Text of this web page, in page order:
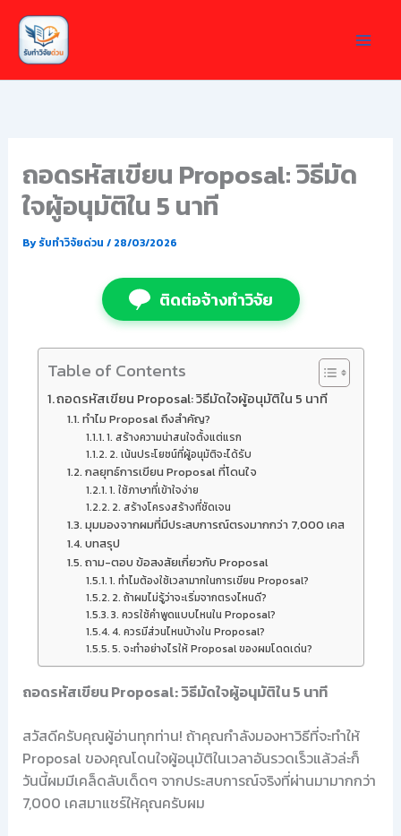
Skip
content
ถอดรหัสเขียน Proposal: วิธีมัด
ใจผู้อนุมัติใน 5 นาที
Byรับทำวิจัยด่วน / 28/03/2026
ติดต่อจ้างทำวิจัย
Table of Contents
ถอดรหัสเขียน Proposal: วิธีมัดใจผู้อนุมัติใน 5 นาที
ทำไม Proposal ถึงสำคัญ?
1. สร้างความน่าสนใจตั้งแต่แรก
2. เน้นประโยชน์ที่ผู้อนุมัติจะได้รับ
กลยุทธ์การเขียน Proposal ที่โดนใจ
1. ใช้ภาษาที่เข้าใจง่าย
2. สร้างโครงสร้างที่ชัดเจน
มุมมองจากผมที่มีประสบการณ์ตรงมากกว่า 7,000 เคส
บทสรุป
ถาม-ตอบ ข้อสงสัยเกี่ยวกับ Proposal
1. ทำไมต้องใช้เวลามากในการเขียน Proposal?
2. ถ้าผมไม่รู้ว่าจะเริ่มจากตรงไหนดี?
3. ควรใช้คำพูดแบบไหนใน Proposal?
4. ควรมีส่วนไหนบ้างใน Proposal?
5. จะทำอย่างไรให้ Proposal ของผมโดดเด่น?
ถอดรหัสเขียน Proposal: วิธีมัดใจผู้อนุมัติใน 5 นาที
สวัสดีครับคุณผู้อ่านทุกท่าน! ถ้าคุณกำลังมองหาวิธีที่จะทำให้
Proposal ของคุณโดนใจผู้อนุมัติในเวลาอันรวดเร็วแล้วล่ะก็
วันนี้ผมมีเคล็ดลับเด็ดๆ จากประสบการณ์จริงที่ผ่านมามากกว่า
7,000 เคสมาแชร์ให้คุณครับผม